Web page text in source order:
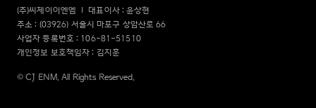
(주)씨제이이엔엠
대표이사 : 윤상현
주소 : (03926) 서울시 마포구 상암산로 66
사업자 등록번호 : 106-81-51510
개인정보 보호책임자 : 김지훈
© CJ ENM. All Rights Reserved.